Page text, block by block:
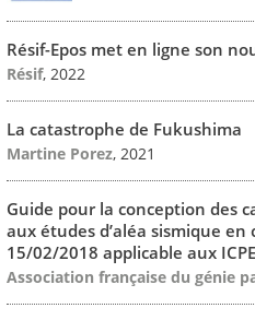
Résif-Epos met en ligne son
Résif, 2022
La catastrophe de Fukushima
Martine Porez, 2021
Guide pour la conception des
aux études d’aléa sismique en
15/02/2018 applicable aux ICPE
Association française du génie